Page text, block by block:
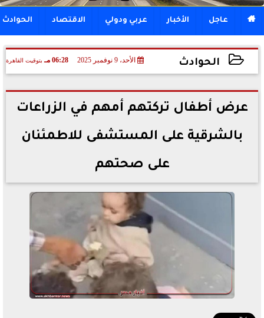
 عاجل الأخبار عربي ودولي الاقتصاد الحوادث
الحوادث الأحد، 9 نوفمبر 2025 06:28 مـ بتوقيت القاهرة
2025-11-09 18:28:49
عرض أطفال تركتهم أمهم في الزراعات
بالشرقية على المستشفى للاطمئنان
على صحتهم